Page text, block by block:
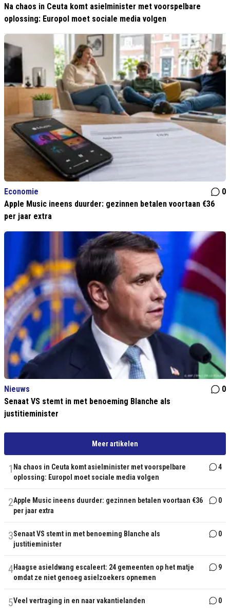
Na chaos in Ceuta komt asielminister met voorspelbare
oplossing: Europol moet sociale media volgen
Economie
0
Apple Music ineens duurder: gezinnen betalen voortaan €36
per jaar extra
Nieuws
0
Senaat VS stemt in met benoeming Blanche als
justitieminister
Meer artikelen
1 Na chaos in Ceuta komt asielminister met voorspelbare
oplossing: Europol moet sociale media volgen
4
2Apple Music ineens duurder: gezinnen betalen voortaan €36
per jaar extra
0
3Senaat VS stemt in met benoeming Blanche als
justitieminister
0
4Haagse asieldwang escaleert: 24 gemeenten op het matje
omdat ze niet genoeg asielzoekers opnemen
9
5Veel vertraging in en naar vakantielanden 0